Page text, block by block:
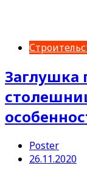
Заглушка
Poster
26.11.2020